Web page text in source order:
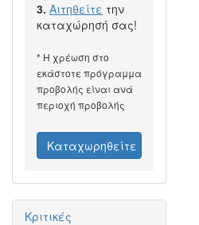
3. Αιτηθείτε την
καταχώρησή σας!
* Η χρέωση στο
εκάστοτε πρόγραμμα
προβολής είναι ανά
περιοχή προβολής
Καταχωρηθείτε
Κριτικές